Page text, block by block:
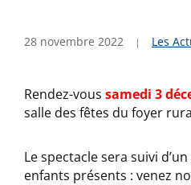
28 novembre 2022 Les
Rendez-vous samedi 3
salle des fêtes du foyer
Le spectacle sera suivi
enfants présents : venez